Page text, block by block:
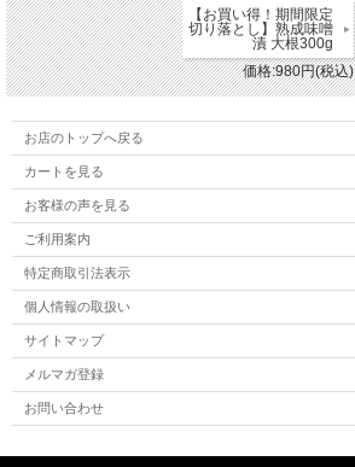
【お買い得！期間限定
切り落とし】熟成味噌
漬 大根300g
価格:980円(税込)
お店のトップへ戻る
カートを見る
お客様の声を見る
ご利用案内
特定商取引法表示
個人情報の取扱い
サイトマップ
メルマガ登録
お問い合わせ